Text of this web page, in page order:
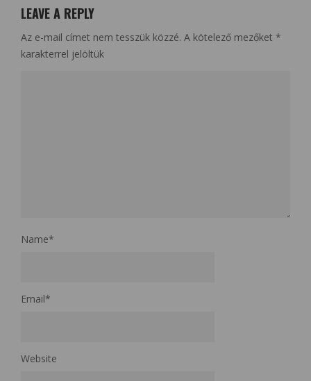
LEAVE A REPLY
Az e-mail címet nem tesszük közzé. A kötelező mezőket *
karakterrel jelöltük
Name*
Email*
Website